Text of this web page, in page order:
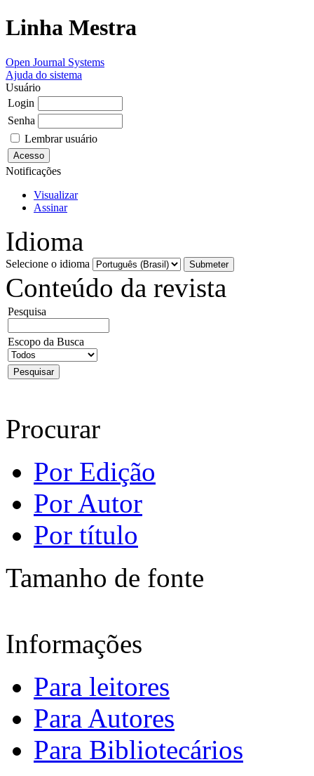
Linha Mestra
Open Journal Systems
Ajuda do sistema
Usuário
Login
Senha
Lembrar usuário
Notificações
Visualizar
Assinar
Idioma
Selecione o idioma
Conteúdo da revista
Pesquisa
Escopo da Busca
Procurar
Por Edição
Por Autor
Por título
Tamanho de fonte
Informações
Para leitores
Para Autores
Para Bibliotecários